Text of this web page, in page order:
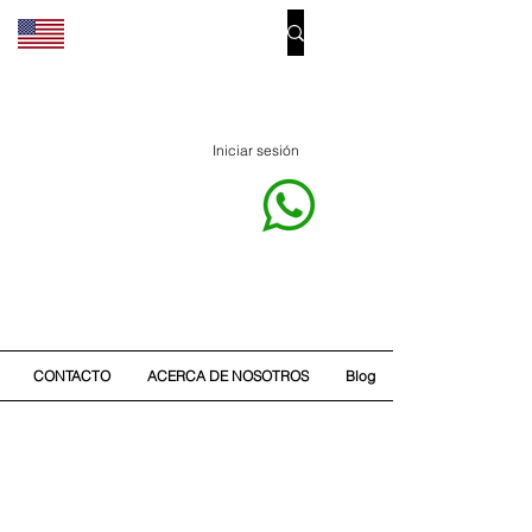
Iniciar sesión
CONTACTO ACERCA DE NOSOTROS Blog